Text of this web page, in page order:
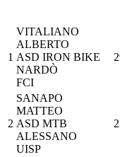
1
VITALIANO
ALBERTO
ASD IRON BIKE
NARDÒ
FCI
2
SANAPO
MATTEO
ASD MTB
ALESSANO
UISP